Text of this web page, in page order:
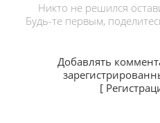
Никто не решился
Будь-те первым,
Добавлять
[